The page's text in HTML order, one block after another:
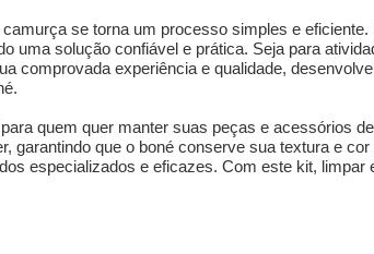
se torna um processo simples e
uma solução confiável e prática. Seja para
comprovada experiência e qualidade,
quem quer manter suas peças e acessórios
garantindo que o boné conserve sua textura e
especializados e eficazes. Com este kit,